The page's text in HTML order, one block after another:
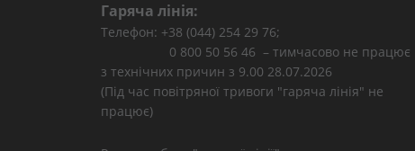
Гаряча лінія:
Телефон: +38 (044) 254 29 76;
0 800 50 56 46 – тимчасово не працює
з технічних причин з 9.00 28.07.2026
(Під час повітряної тривоги "гаряча лінія" не
працює)